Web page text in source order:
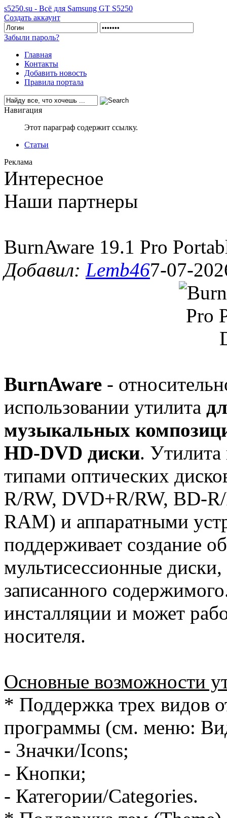
s5250.su - Всё для Samsung GT S5250
Создать аккаунт
Забыли пароль?
Главная
Контакты
Добавить новость
Правила портала
Навигация
Этот параграф содержит ссылку.
Статьи
Реклама
Интересное
Наши партнеры
BurnAware 19.1 Pro
Добавил: Lemb467-07-
BurnAware -
использовании утилита
музыкальных
HD-DVD диски. Утилита
типами оптических
R/RW, DVD+R/RW, BD-
RAM) и аппаратными
поддерживает создание
мультисессионные
записанного
инсталляции и может
носителя.
Основные возможности
* Поддержка трех видов
программы (см. меню:
- Значки/Icons;
- Кнопки;
- Категории/Categories.